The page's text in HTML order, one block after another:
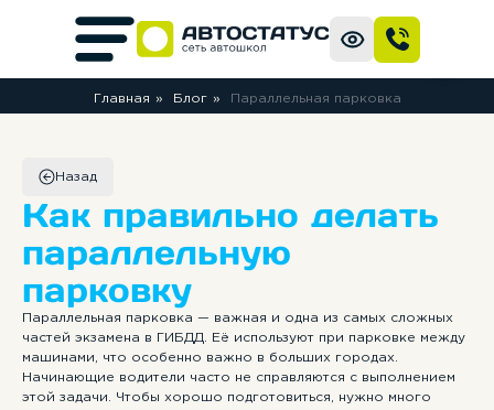
Главная » Блог » Параллельная парковка
Назад
Как правильно делать
параллельную
парковку
Параллельная парковка — важная и одна из самых сложных
частей экзамена в ГИБДД. Её используют при парковке между
машинами, что особенно важно в больших городах.
Начинающие водители часто не справляются с выполнением
этой задачи. Чтобы хорошо подготовиться, нужно много